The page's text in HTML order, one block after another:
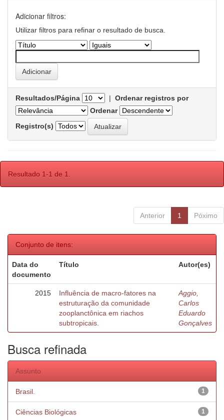
Adicionar filtros:
Utilizar filtros para refinar o resultado de busca.
Resultados/Página | Ordenar registros por
Ordenar
Registro(s)
Resultado 1-1 de 1.
Anterior 1 Póximo
Conjunto de itens:
Data do
documento
Título Autor(es)
2015
Influência de macro-fatores na
estruturação da comunidade
zooplanctônica em riachos
subtropicais.
Aggio,
Carlos
Eduardo
Gonçalves
Busca refinada
Assunto
1
Brasil.
1
Ciências Biológicas